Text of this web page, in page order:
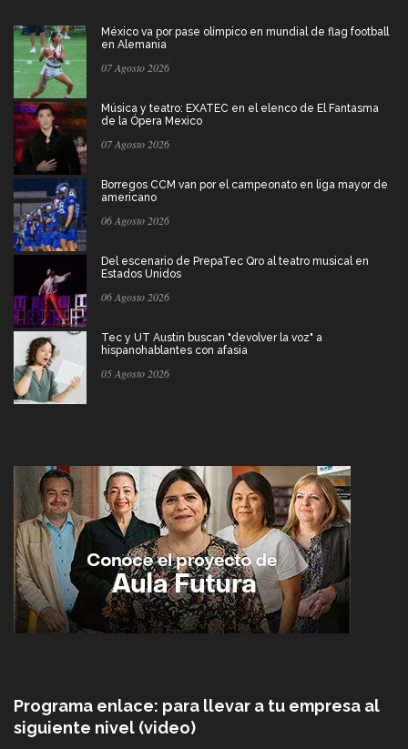
México va por pase olímpico en mundial de flag football
en Alemania
07 Agosto 2026
Música y teatro: EXATEC en el elenco de El Fantasma
de la Ópera Mexico
07 Agosto 2026
Borregos CCM van por el campeonato en liga mayor de
americano
06 Agosto 2026
Del escenario de PrepaTec Qro al teatro musical en
Estados Unidos
06 Agosto 2026
Tec y UT Austin buscan "devolver la voz" a
hispanohablantes con afasia
05 Agosto 2026
Programa enlace: para llevar a tu empresa al
siguiente nivel (video)